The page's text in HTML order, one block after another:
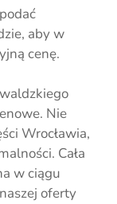
aby w
cenę.
Nie
Wrocławia,
Cała
w ciągu
oferty